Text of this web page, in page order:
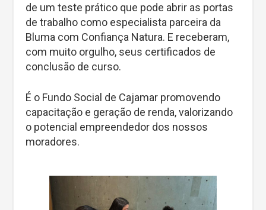
de um teste prático que pode abrir as portas
de trabalho como especialista parceira da
Bluma com Confiança Natura. E receberam,
com muito orgulho, seus certificados de
conclusão de curso.
É o Fundo Social de Cajamar promovendo
capacitação e geração de renda, valorizando
o potencial empreendedor dos nossos
moradores.